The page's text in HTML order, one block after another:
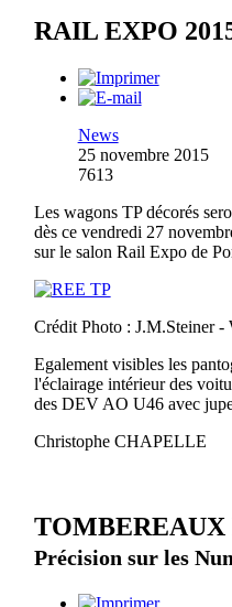
RAIL EXPO
News
25 novembre 2015
7613
Les wagons TP décorés
dès ce vendredi 27
sur le salon Rail Expo de
Crédit Photo : J.M.Steiner -
Egalement visibles les
l'éclairage intérieur des
des DEV AO U46 avec
Christophe CHAPELLE
TOMBEREAUX
Précision sur les